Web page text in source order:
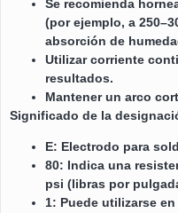
Se recomienda
(por ejemplo, a
absorción de
Utilizar corriente
resultados.
Mantener un arco
Significado de la
E: Electrodo para
80: Indica una
psi (libras por
1: Puede utilizarse